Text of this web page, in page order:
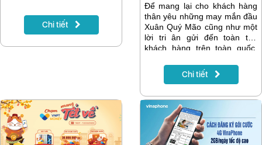
Chi tiết
Để mang lại cho khách hàng
thân yêu những may mắn đầu
Xuân Quý Mão cũng như một
lời tri ân gửi đến toàn thể
khách hàng trên toàn quốc,
tặng lì xì cho khách hàng qua
hình thức vòng quay may
Chi tiết